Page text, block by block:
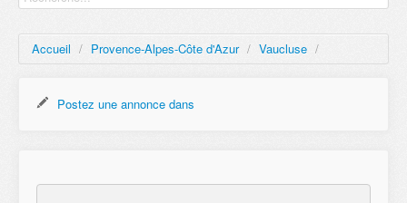
Accueil / Provence-Alpes-Côte d'Azur / Vaucluse /
Postez une annonce dans